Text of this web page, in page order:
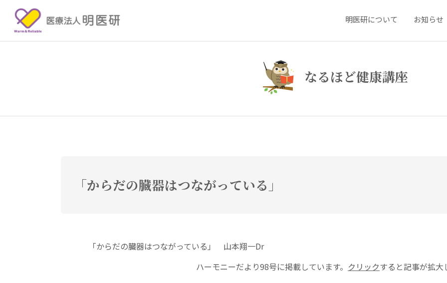
明医研について お知らせ
なるほど健康講座
「からだの臓器はつながっている」
「からだの臓器はつながっている」 山本翔一Dr
ハーモニーだより98号に掲載しています。 クリックすると記事が拡大